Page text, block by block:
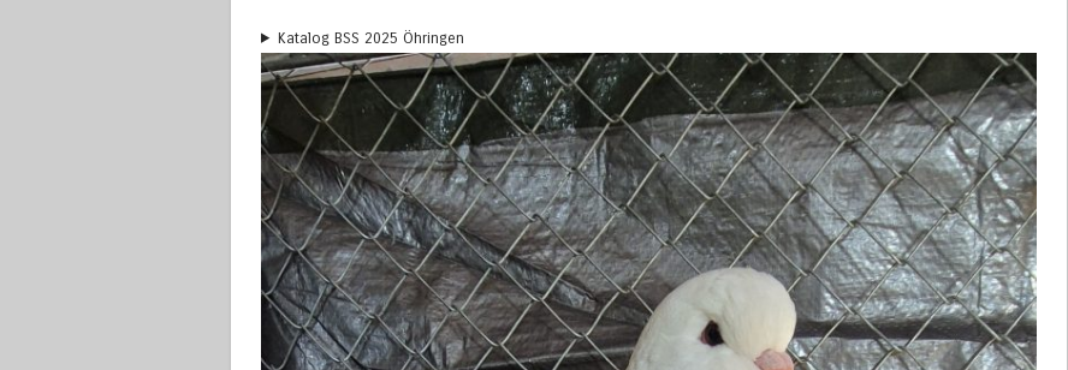
Katalog BSS 2025 Öhringen